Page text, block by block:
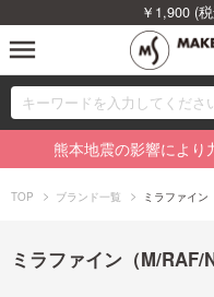
￥1,900 (
menu
00 ブランドから探す
カテゴリから探す
熊本地震の影響により
TOP ブランド一覧 ミラファイン
ミラファイン（M/RAF/